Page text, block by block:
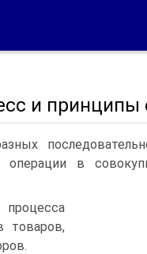
и принципы
в
товаров,